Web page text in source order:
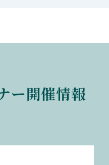
ー開催情報